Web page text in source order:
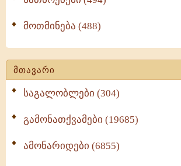
მოთმინება (488)
მთავარი
საგალობლები (304)
გამონათქვამები (19685)
ამონარიდები (6855)